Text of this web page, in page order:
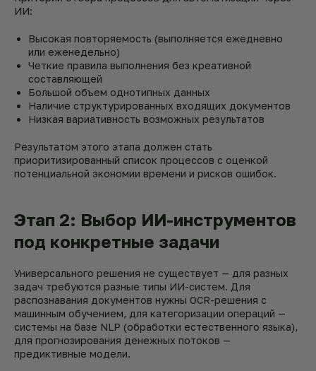
ИИ:
Высокая повторяемость (выполняется ежедневно
или еженедельно)
Четкие правила выполнения без креативной
составляющей
Большой объем однотипных данных
Наличие структурированных входящих документов
Низкая вариативность возможных результатов
Результатом этого этапа должен стать
приоритизированный список процессов с оценкой
потенциальной экономии времени и рисков ошибок.
Этап 2: Выбор ИИ-инструментов
под конкретные задачи
Универсального решения не существует — для разных
задач требуются разные типы ИИ-систем. Для
распознавания документов нужны OCR-решения с
машинным обучением, для категоризации операций —
системы на базе NLP (обработки естественного языка),
для прогнозирования денежных потоков —
предиктивные модели.